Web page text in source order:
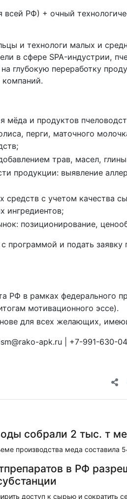
всей РФ) + очный
и технологи малых и
в сфере SPA-индустрии,
глубокую переработку
мёда и продуктов
перги, маточного
трав, масел,
продукции: выявление
средств с учетом качества
ингредиентов;
позиционирование,
программой и подать заявку
РФ в рамках федерального
мотивационного эссе).
для всех желающих,
apk.ru | +7-991-630-
собрали 2 тыс. т
производства меда составила
в РФ
доступ к сырью и сократить